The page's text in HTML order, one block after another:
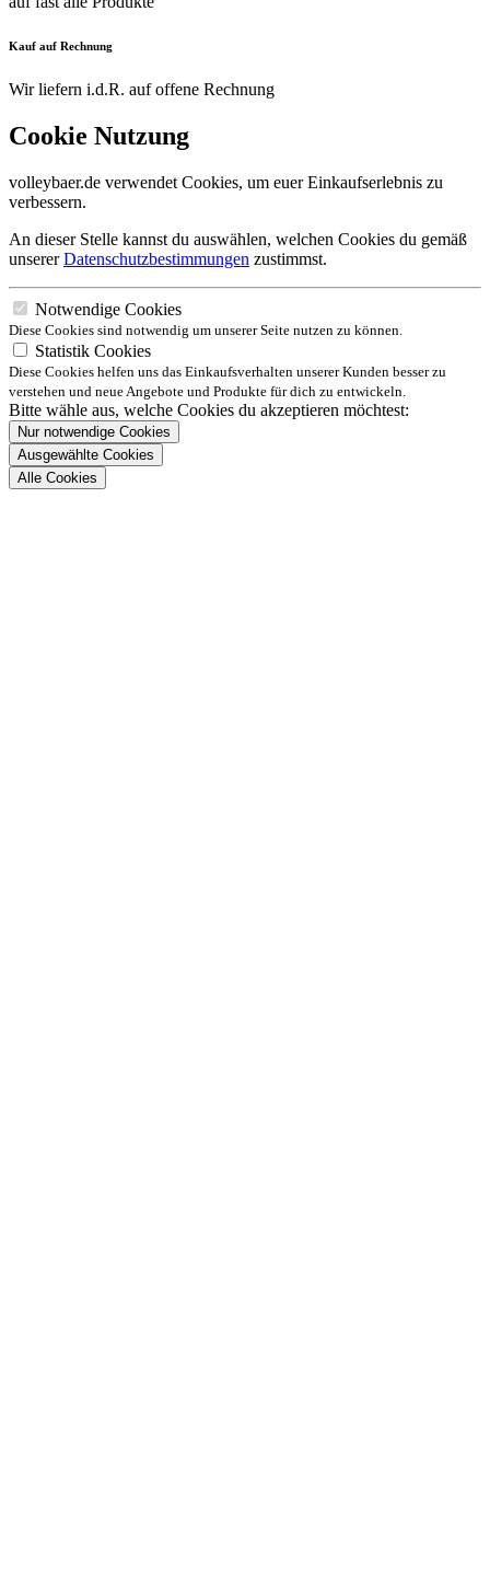
Kauf auf Rechnung
Wir liefern i.d.R. auf offene Rechnung
Cookie Nutzung
volleybaer.de verwendet Cookies, um euer Einkaufserlebnis zu
verbessern.
An dieser Stelle kannst du auswählen, welchen Cookies du gemäß
unsererDatenschutzbestimmungen zustimmst.
Notwendige Cookies
Diese Cookies sind notwendig um unserer Seite nutzen zu können.
Statistik Cookies
Diese Cookies helfen uns das Einkaufsverhalten unserer Kunden besser zu
verstehen und neue Angebote und Produkte für dich zu entwickeln.
Bitte wähle aus, welche Cookies du akzeptieren möchtest:
Nur notwendige Cookies
Ausgewählte Cookies
Alle Cookies